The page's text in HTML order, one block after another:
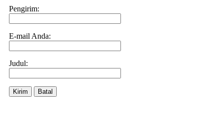
Pengirim:
E-mail Anda:
Judul:
Kirim Batal